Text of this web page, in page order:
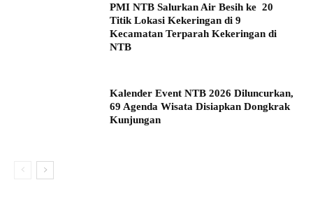
PMI NTB Salurkan Air Besih ke 20
Titik Lokasi Kekeringan di 9
Kecamatan Terparah Kekeringan di
NTB
Kalender Event NTB 2026 Diluncurkan,
69 Agenda Wisata Disiapkan Dongkrak
Kunjungan